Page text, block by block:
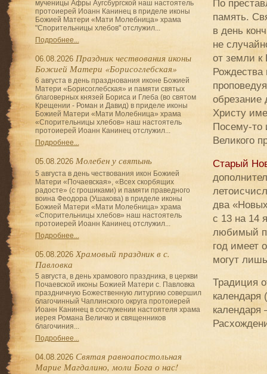
По
память.
в день
не
от земли
обрезание
Христу
Посему-то
Великого
Старый
два
с 13 на 14
любимый
год имеет
могут
Традиция
календаря
календаря
мученицы Афры Аугсбургской наш настоятель
протоиерей Иоанн Канинец в приделе иконы
Божией Матери «Мати Молебница» храма
"Спорительницы хлебов" отслужил...
Подробнее...
06.08.2026 Праздник чествования иконы
Божией Матери «Борисоглебская»
6 августа в день празднования иконе Божией
Матери «Борисоглебская» и памяти святых
благоверных князей Бориса и Глеба (во святом
Крещении - Роман и Давид) в приделе иконы
Божией Матери «Мати Молебница» храма
«Спорительницы хлебов» наш настоятель
протоиерей Иоанн Канинец отслужил...
Подробнее...
05.08.2026 Молебен у святынь
5 августа в день чествования икон Божией
Матери «Почаевская», «Всех скорбящих
радосте» (с грошиками) и памяти праведного
воина Феодора (Ушакова) в приделе иконы
Божией Матери «Мати Молебница» храма
«Спорительницы хлебов» наш настоятель
протоиерей Иоанн Канинец отслужил...
Подробнее...
05.08.2026 Храмовый праздник в с.
Павловка
5 августа, в день храмового праздника, в церкви
Почаевской иконы Божией Матери с. Павловка
праздничную Божественную литургию совершил
благочинный Чаплинского округа протоиерей
Иоанн Канинец в сослужении настоятеля храма
иерея Романа Величко и священников
благочиния...
Подробнее...
04.08.2026 Святая равноапостольная
Марие Магдалино, моли Бога о нас!